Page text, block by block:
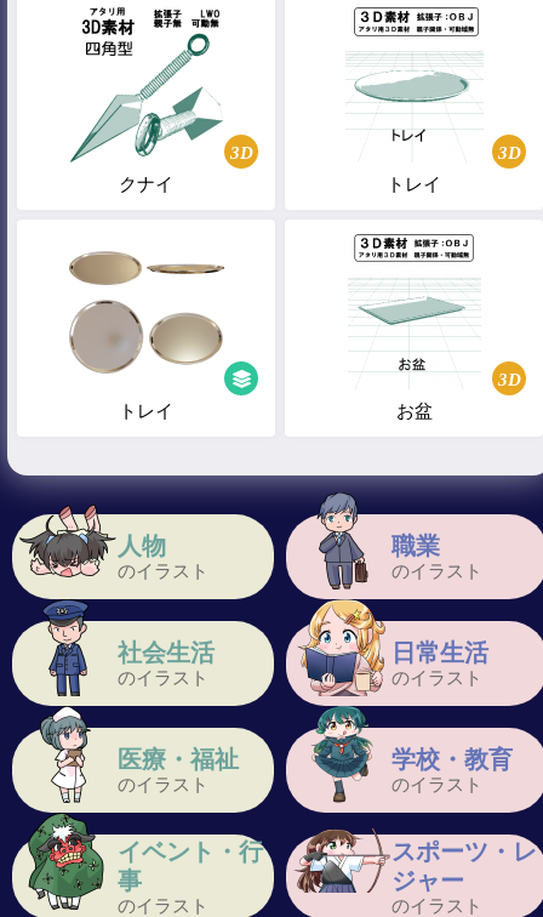
人物
のイラスト
職業
のイラスト
社会生活
のイラスト
日常生活
のイラスト
医療・福祉
のイラスト
学校・教育
のイラスト
イベント・行
事
のイラスト
スポーツ・レ
ジャー
のイラスト
3D
クナイ
3D
トレイ
トレイ
3D
お盆